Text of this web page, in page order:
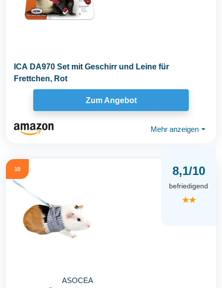
ICA DA970 Set mit Geschirr und Leine für
Frettchen, Rot
Zum Angebot
Mehr anzeigen ⏷
10
ASOCEA
8,1/10
befriedigend
★★